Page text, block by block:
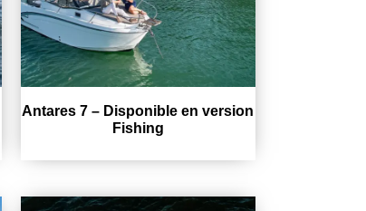
Antares 7 – Disponible en version
Fishing